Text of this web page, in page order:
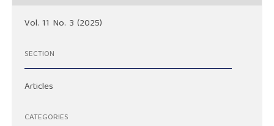
Vol. 11 No. 3 (2025)
SECTION
Articles
CATEGORIES